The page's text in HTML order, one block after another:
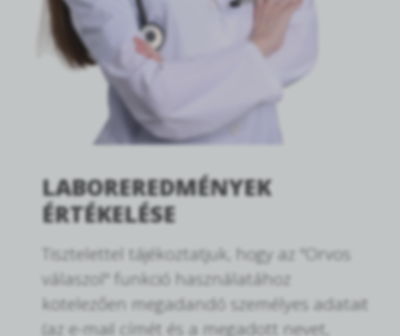
LABOREREDMÉNYEK
ÉRTÉKELÉSE
Tisztelettel tájékoztatjuk, hogy az "Orvos
válaszol" funkció használatához
kötelezően megadandó személyes adatait
(az e-mail címét és a megadott nevet,